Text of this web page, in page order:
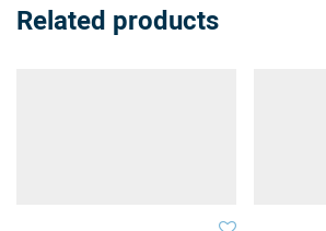
Related products